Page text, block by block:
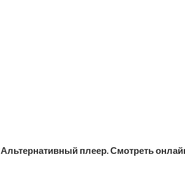
Альтернативный плеер. Смотреть